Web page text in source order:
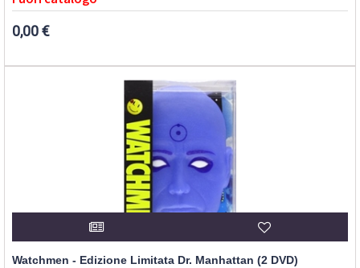
0,00 €
Watchmen - Edizione Limitata Dr. Manhattan (2 DVD)